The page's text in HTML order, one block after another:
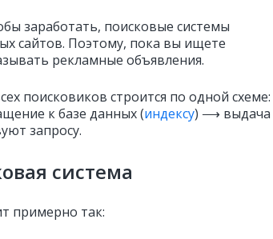
заработать, поисковые системы
сайтов. Поэтому, пока вы ищете
рекламные объявления.
поисковиков строится по одной схеме:
к базе данных (индексу) ⟶ выдача
запросу.
система
примерно так: